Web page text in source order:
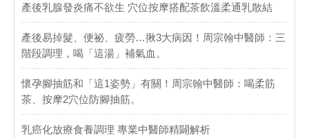
產後乳腺發炎痛不欲生 穴位按摩搭配茶飲溫柔通乳散結
產後易掉髮、便祕、疲勞…揪3大病因！周宗翰中醫師：三
階段調理，喝「這湯」補氣血。
懷孕腳抽筋和「這1姿勢」有關！周宗翰中醫師：喝柔筋
茶、按摩2穴位防腳抽筋。
乳癌化放療食養調理 專業中醫師精闢解析